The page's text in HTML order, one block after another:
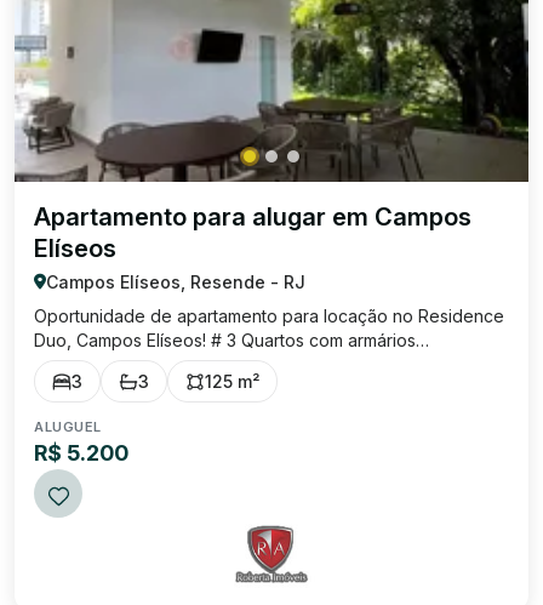
Apartamento para alugar em Campos
Elíseos
Campos Elíseos, Resende - RJ
Oportunidade de apartamento para locação no Residence
Duo, Campos Elíseos! # 3 Quartos com armários
planejados, sendo 1 suíte; # Sala ampla com painel para TV
planejado e sacada gourme; # Cozinha ampla com
3 3 125 m²
ALUGUEL
R$ 5.200